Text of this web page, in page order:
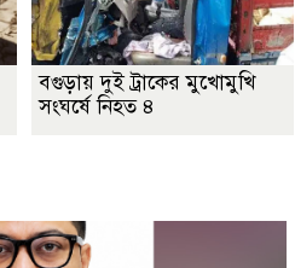
বগুড়ায় দুই ট্রাকের মুখোমুখি
সংঘর্ষে নিহত ৪